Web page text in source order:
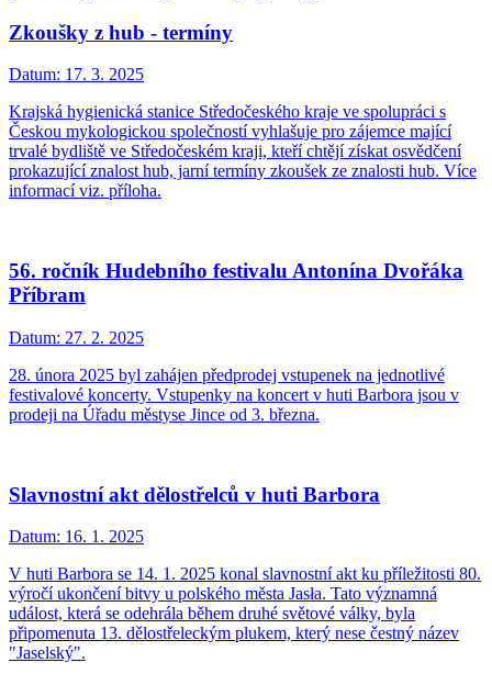
Zkoušky z hub - termíny
Datum: 17. 3. 2025
Krajská hygienická stanice Středočeského kraje ve spolupráci s
Českou mykologickou společností vyhlašuje pro zájemce mající
trvalé bydliště ve Středočeském kraji, kteří chtějí získat osvědčení
prokazující znalost hub, jarní termíny zkoušek ze znalosti hub. Více
informací viz. příloha.
56. ročník Hudebního festivalu Antonína Dvořáka
Příbram
Datum: 27. 2. 2025
28. února 2025 byl zahájen předprodej vstupenek na jednotlivé
festivalové koncerty. Vstupenky na koncert v huti Barbora jsou v
prodeji na Úřadu městyse Jince od 3. března.
Slavnostní akt dělostřelců v huti Barbora
Datum: 16. 1. 2025
V huti Barbora se 14. 1. 2025 konal slavnostní akt ku příležitosti 80.
výročí ukončení bitvy u polského města Jasła. Tato významná
událost, která se odehrála během druhé světové války, byla
připomenuta 13. dělostřeleckým plukem, který nese čestný název
"Jaselský".